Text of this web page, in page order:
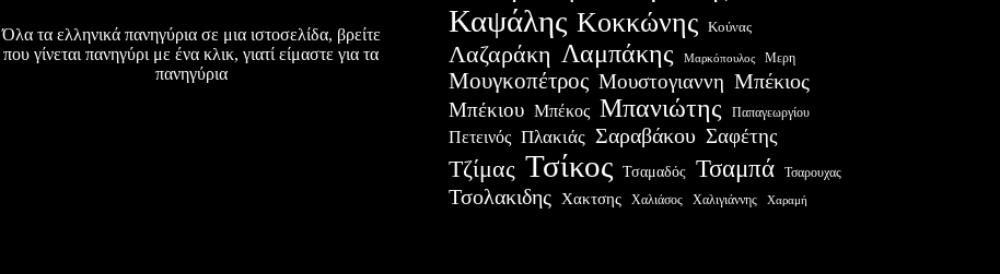
Όλα τα ελληνικά πανηγύρια σε μια ιστοσελίδα, βρείτε
που γίνεται πανηγύρι με ένα κλικ, γιατί είμαστε για τα
πανηγύρια
Καψάλης Κοκκώνης Κούνας
Λαζαράκη Λαμπάκης Μαρκόπουλος Μερη
Μουγκοπέτρος Μουστογιαννη Μπέκιος
Μπέκιου Μπέκος Μπανιώτης Παπαγεωργίου
Πετεινός Πλακιάς Σαραβάκου Σαφέτης
Τζίμας Τσίκος Τσαμαδός Τσαμπά Τσαρουχας
Τσολακιδης Χακτσης Χαλιάσος Χαλιγιάννης Χαραμή